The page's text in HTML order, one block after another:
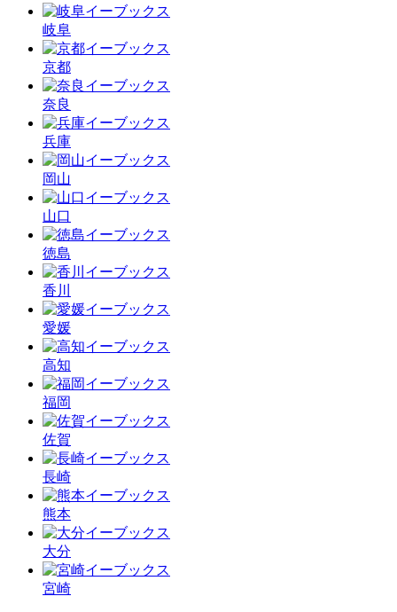
岐阜
京都
奈良
兵庫
岡山
山口
徳島
香川
愛媛
高知
福岡
佐賀
長崎
熊本
大分
宮崎